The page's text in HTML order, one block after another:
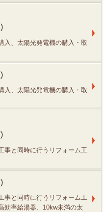
入、太陽光発電機の購入・取
入、太陽光発電機の購入・取
事と同時に行うリフォーム工
事と同時に行うリフォーム工
効率給湯器、10kw未満の太